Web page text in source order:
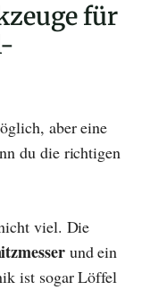
für
aber eine
du die richtigen
viel. Die
und ein
ist sogar Löffel